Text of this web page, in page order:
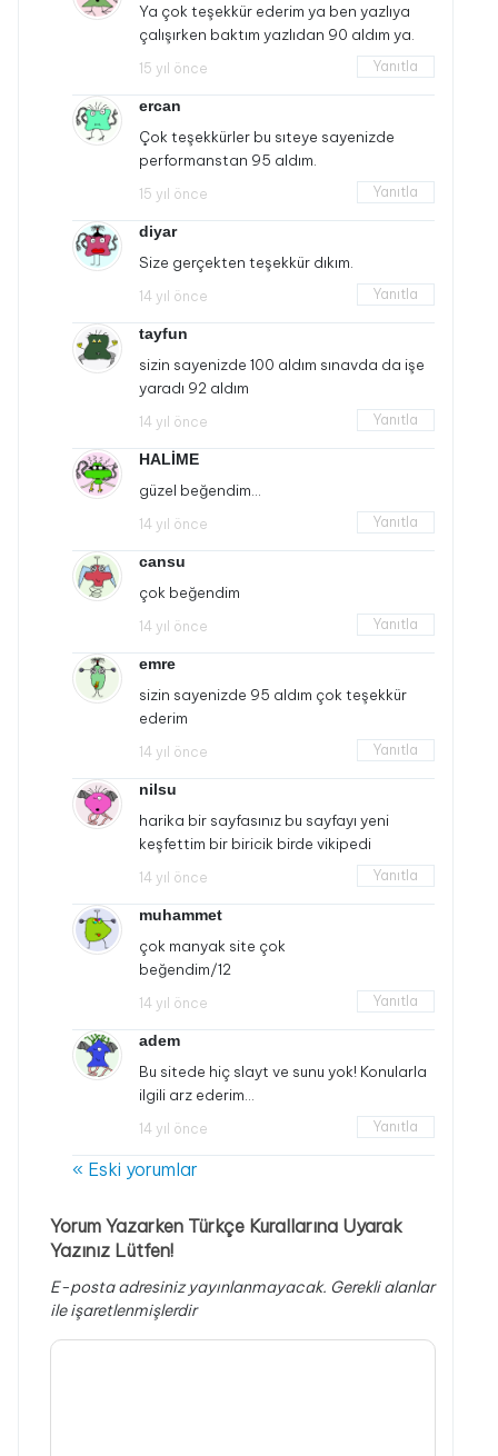
Ya çok teşekkür ederim ya ben yazlıya
çalışırken baktım yazlıdan 90 aldım ya.
15 yıl önce Yanıtla
ercan
Çok teşekkürler bu sıteye sayenizde
performanstan 95 aldım.
15 yıl önce Yanıtla
diyar
Size gerçekten teşekkür dıkım.
14 yıl önce Yanıtla
tayfun
sizin sayenizde 100 aldım sınavda da işe
yaradı 92 aldım
14 yıl önce Yanıtla
HALİME
güzel beğendim…
14 yıl önce Yanıtla
cansu
çok beğendim
14 yıl önce Yanıtla
emre
sizin sayenizde 95 aldım çok teşekkür
ederim
14 yıl önce Yanıtla
nilsu
harika bir sayfasınız bu sayfayı yeni
keşfettim bir biricik birde vikipedi
14 yıl önce Yanıtla
muhammet
çok manyak site çok
beğendim/12
14 yıl önce Yanıtla
adem
Bu sitede hiç slayt ve sunu yok! Konularla
ilgili arz ederim…
14 yıl önce Yanıtla
« Eski yorumlar
Yorum Yazarken Türkçe Kurallarına Uyarak
Yazınız Lütfen!
E-posta adresiniz yayınlanmayacak. Gerekli alanlar
ile işaretlenmişlerdir